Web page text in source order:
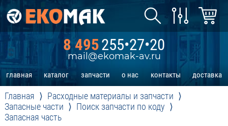
8 495255•27•20
mail@ekomak-av.ru
главная каталог запчасти о нас контакты доставка
Главная
Расходные материалы и запчасти
Запасные части
Поиск запчасти по коду
Запасная часть